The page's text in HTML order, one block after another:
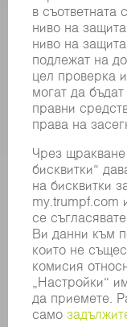
СОФТУЕР
УСЛУГИ
ПРИЛОЖЕНИЯ
ОТРАСЛИ
КОМПАНИЯТА
КАРИЕРИ
СВОБОДНИ
ПРОФИЛ НА
УПРАВИТЕЛЕН
ГОДИШЕН ДОКЛАД
БИЗНЕС
СЪОТВЕТСТВИЕ
СИСТЕМА ЗА
SECURITY
ПРЕССЪОБЩЕНИЯ
СПИСАНИЯ
УСТОЙЧИВОСТ
КЛИМАТ И
СОЦИАЛНИ
УПРАВЛЕНИЕ НА